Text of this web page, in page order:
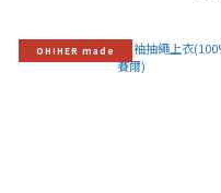
OH!HER made